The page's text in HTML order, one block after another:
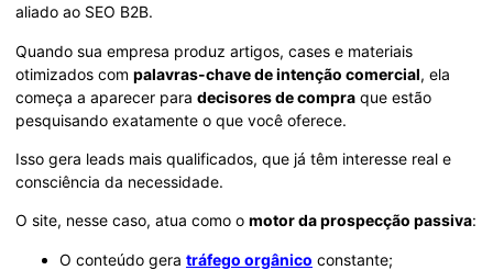
aliado ao SEO B2B.
Quando sua empresa produz artigos, cases e materiais
otimizados com palavras-chave de intenção comercial, ela
começa a aparecer para decisores de compra que estão
pesquisando exatamente o que você oferece.
Isso gera leads mais qualificados, que já têm interesse real e
consciência da necessidade.
O site, nesse caso, atua como o motor da prospecção passiva:
O conteúdo gera tráfego orgânico constante;